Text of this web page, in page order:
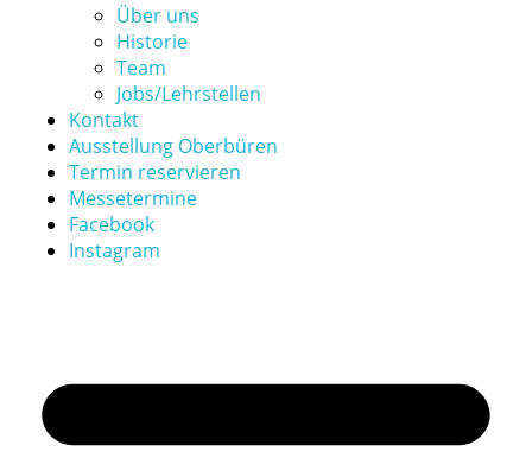
Über uns
Historie
Team
Jobs/Lehrstellen
Kontakt
Ausstellung Oberbüren
Termin reservieren
Messetermine
Facebook
Instagram